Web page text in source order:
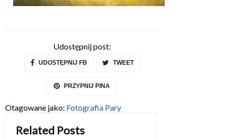
Udostępnij post:
UDOSTĘPNIJ FB TWEET
PRZYPNIJ PINA
Otagowane jako: Fotografia Pary
Related Posts